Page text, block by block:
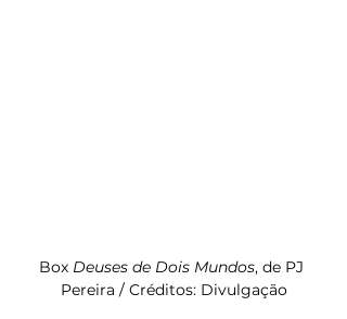
Box Deuses de Dois Mundos, de PJ
Pereira / Créditos: Divulgação